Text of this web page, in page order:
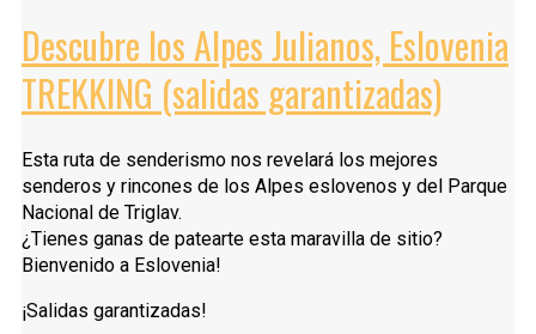
Descubre los Alpes Julianos, Eslovenia
TREKKING (salidas garantizadas)
Esta ruta de senderismo nos revelará los mejores
senderos y rincones de los Alpes eslovenos y del Parque
Nacional de Triglav.
¿Tienes ganas de patearte esta maravilla de sitio?
Bienvenido a Eslovenia!
¡Salidas garantizadas!